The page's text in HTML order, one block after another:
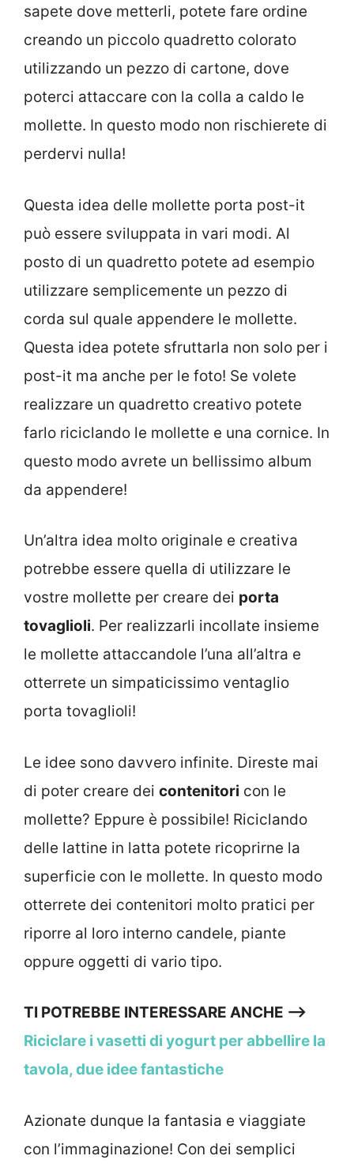
sapete dove metterli, potete fare ordine
creando un piccolo quadretto colorato
utilizzando un pezzo di cartone, dove
poterci attaccare con la colla a caldo le
mollette. In questo modo non rischierete di
perdervi nulla!
Questa idea delle mollette porta post-it
può essere sviluppata in vari modi. Al
posto di un quadretto potete ad esempio
utilizzare semplicemente un pezzo di
corda sul quale appendere le mollette.
Questa idea potete sfruttarla non solo per i
post-it ma anche per le foto! Se volete
realizzare un quadretto creativo potete
farlo riciclando le mollette e una cornice. In
questo modo avrete un bellissimo album
da appendere!
Un’altra idea molto originale e creativa
potrebbe essere quella di utilizzare le
vostre mollette per creare dei porta
tovaglioli. Per realizzarli incollate insieme
le mollette attaccandole l’una all’altra e
otterrete un simpaticissimo ventaglio
porta tovaglioli!
Le idee sono davvero infinite. Direste mai
di poter creare dei contenitori con le
mollette? Eppure è possibile! Riciclando
delle lattine in latta potete ricoprirne la
superficie con le mollette. In questo modo
otterrete dei contenitori molto pratici per
riporre al loro interno candele, piante
oppure oggetti di vario tipo.
TI POTREBBE INTERESSARE ANCHE –>
Riciclare i vasetti di yogurt per abbellire la
tavola, due idee fantastiche
Azionate dunque la fantasia e viaggiate
con l’immaginazione! Con dei semplici